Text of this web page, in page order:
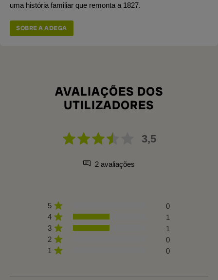
uma história familiar que remonta a 1827.
SOBRE A ADEGA
AVALIAÇÕES DOS
UTILIZADORES
3,5
2 avaliações
5
0
4
1
3
1
2
0
1
0